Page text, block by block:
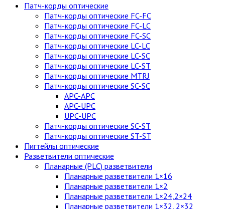
Патч-корды оптические
Патч-корды оптические FC-FC
Патч-корды оптические FC-LC
Патч-корды оптические FC-SC
Патч-корды оптические LC-LC
Патч-корды оптические LC-SC
Патч-корды оптические LC-ST
Патч-корды оптические MTRJ
Патч-корды оптические SC-SC
APC-APC
APC-UPC
UPC-UPC
Патч-корды оптические SC-ST
Патч-корды оптические ST-ST
Пигтейлы оптические
Разветвители оптические
Планарные (PLC) разветвители
Планарные разветвители 1×16
Планарные разветвители 1×2
Планарные разветвители 1×24,2×24
Планарные разветвители 1×32, 2×32